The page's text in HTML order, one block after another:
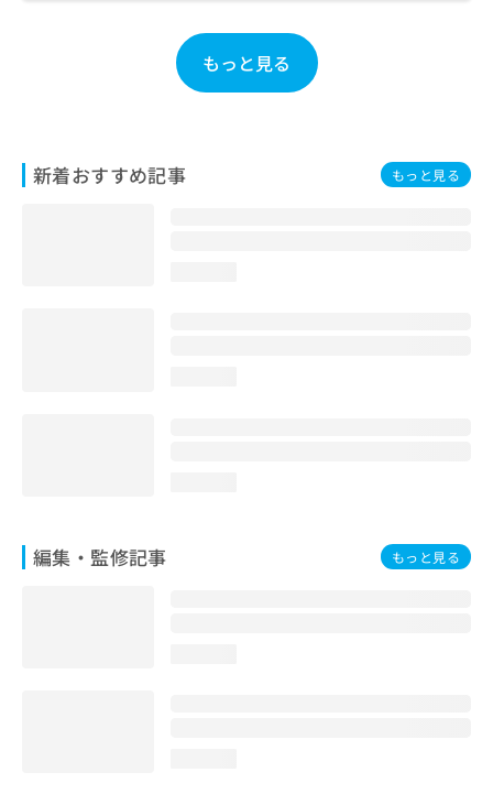
もっと見る
新着おすすめ記事 もっと見る
編集・監修記事 もっと見る
こ
ち